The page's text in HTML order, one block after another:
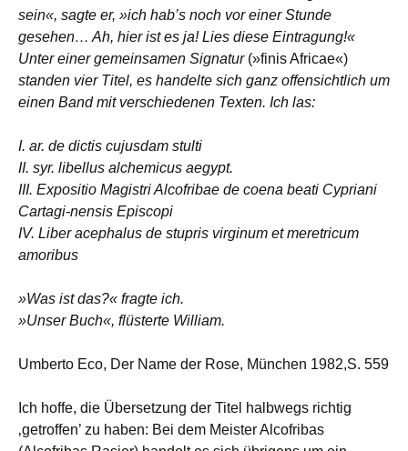
sein«, sagte er, »ich hab’s noch vor einer Stunde
gesehen… Ah, hier ist es ja! Lies diese Eintragung!«
Unter einer gemeinsamen Signatur(»finis Africae«)
standen vier Titel, es handelte sich ganz offensichtlich um
einen Band mit verschiedenen Texten. Ich las:
I. ar. de dictis cujusdam stulti
II. syr. libellus alchemicus aegypt.
III. Expositio Magistri Alcofribae de coena beati Cypriani
Cartagi-nensis Episcopi
IV. Liber acephalus de stupris virginum et meretricum
amoribus
»Was ist das?« fragte ich.
»Unser Buch«, flüsterte William.
Umberto Eco, Der Name der Rose, München 1982,S. 559
Ich hoffe, die Übersetzung der Titel halbwegs richtig
‚getroffen’ zu haben: Bei dem Meister Alcofribas